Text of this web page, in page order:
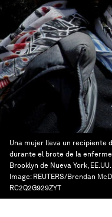
Una mujer lleva un recipiente
durante el brote de la
Brooklyn de Nueva York,
Image: REUTERS/Brendan
RC2Q2G929ZYT